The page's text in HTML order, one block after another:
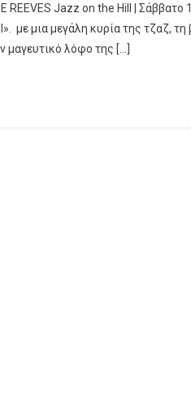
REEVES Jazz on the Hill | Σάββατο
με μια μεγάλη κυρία της τζαζ,
μαγευτικό λόφο της […]